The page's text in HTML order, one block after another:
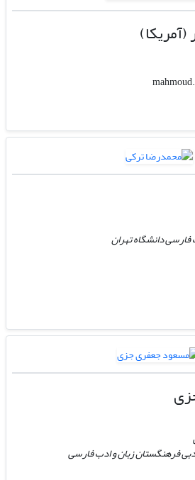
(آمریکا)
فارسی دانشگاه تهران
فرهنگستان زبان و ادب فارسی